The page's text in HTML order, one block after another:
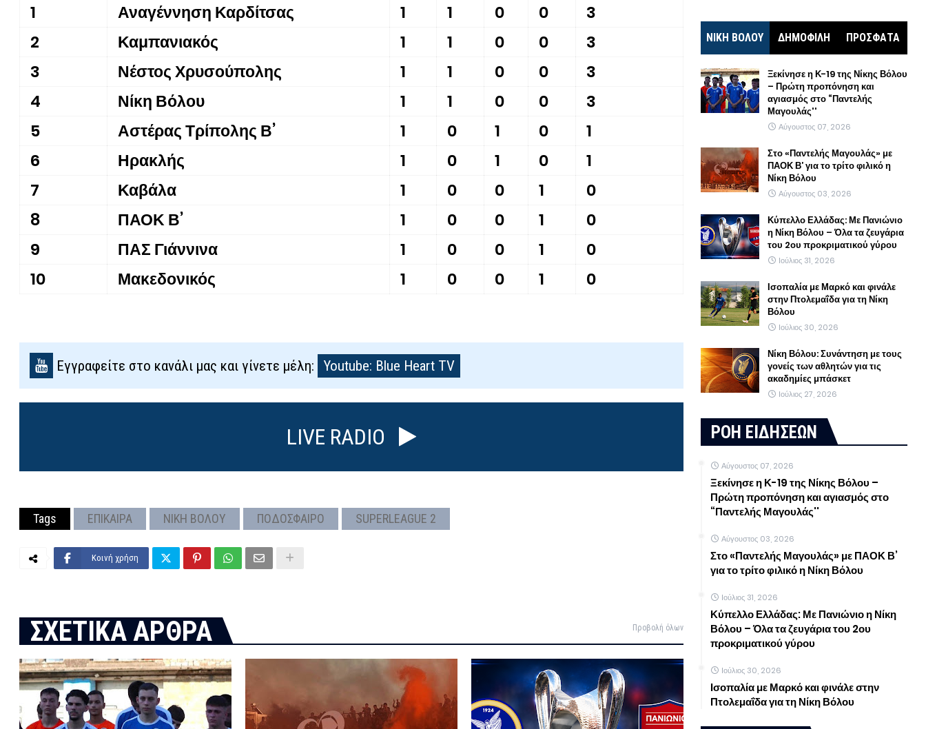
1
Αναγέννηση Καρδίτσας 1 1 0 0
3
2
Καμπανιακός 1 1 0 0
3
3
Νέστος Χρυσούπολης 1 1 0 0
3
4
Νίκη Βόλου 1 1 0 0
3
5
Αστέρας Τρίπολης Β’ 1 0 1 0
1
6
Ηρακλής 1 0 1 0
1
7
Καβάλα 1 0 0 1
0
8
ΠΑΟΚ Β’ 1 0 0 1
0
9
ΠΑΣ Γιάννινα 1 0 0 1
0
10
Μακεδονικός 1 0 0 1 0
Εγγραφείτε στο κανάλι μας και γίνετε μέλη: Youtube: Blue Heart TV
LIVE RADIO
Tags ΕΠΙΚΑΙΡΑ ΝΙΚΗ ΒΟΛΟΥ ΠΟΔΟΣΦΑΙΡΟ SUPERLEAGUE 2
Κοινή χρήση
ΣΧΕΤΙΚΑ ΑΡΘΡΑ Προβολή όλων
ΝΙΚΗ ΒΟΛΟΥ ΔΗΜΟΦΙΛΗ ΠΡΟΣΦΑΤΑ
Ξεκίνησε η Κ-19 της Νίκης Βόλου
– Πρώτη προπόνηση και
αγιασμός στο “Παντελής
Μαγουλάς''
Αύγουστος 07, 2026
Στο «Παντελής Μαγουλάς» με
ΠΑΟΚ Β’ για το τρίτο φιλικό η
Νίκη Βόλου
Αύγουστος 03, 2026
Κύπελλο Ελλάδας: Με Πανιώνιο
η Νίκη Βόλου – Όλα τα ζευγάρια
του 2ου προκριματικού γύρου
Ιούλιος 31, 2026
Ισοπαλία με Μαρκό και φινάλε
στην Πτολεμαΐδα για τη Νίκη
Βόλου
Ιούλιος 30, 2026
Νίκη Βόλου: Συνάντηση με τους
γονείς των αθλητών για τις
ακαδημίες μπάσκετ
Ιούλιος 27, 2026
ΡΟΗ ΕΙΔΗΣΕΩΝ
Αύγουστος 07, 2026
Ξεκίνησε η Κ-19 της Νίκης Βόλου –
Πρώτη προπόνηση και αγιασμός στο
“Παντελής Μαγουλάς''
Αύγουστος 03, 2026
Στο «Παντελής Μαγουλάς» με ΠΑΟΚ Β’
για το τρίτο φιλικό η Νίκη Βόλου
Ιούλιος 31, 2026
Κύπελλο Ελλάδας: Με Πανιώνιο η Νίκη
Βόλου – Όλα τα ζευγάρια του 2ου
προκριματικού γύρου
Ιούλιος 30, 2026
Ισοπαλία με Μαρκό και φινάλε στην
Πτολεμαΐδα για τη Νίκη Βόλου